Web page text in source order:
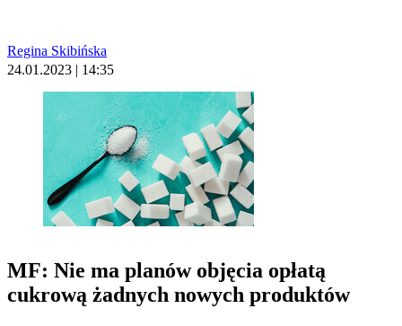
Regina Skibińska
24.01.2023 | 14:35
MF: Nie ma planów objęcia opłatą
cukrową żadnych nowych produktów